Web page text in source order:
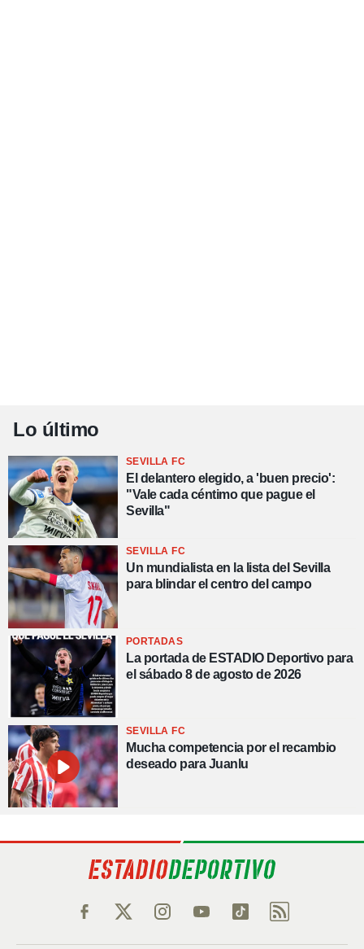
Lo último
SEVILLA FC
El delantero elegido, a 'buen precio':
"Vale cada céntimo que pague el
Sevilla"
SEVILLA FC
Un mundialista en la lista del Sevilla
para blindar el centro del campo
PORTADAS
La portada de ESTADIO Deportivo para
el sábado 8 de agosto de 2026
SEVILLA FC
Mucha competencia por el recambio
deseado para Juanlu